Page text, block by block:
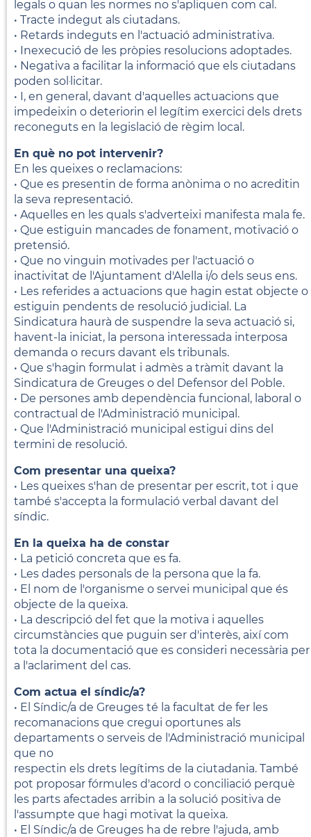
legals o quan les normes no s'apliquen com cal.
• Tracte indegut als ciutadans.
• Retards indeguts en l'actuació administrativa.
• Inexecució de les pròpies resolucions adoptades.
• Negativa a facilitar la informació que els ciutadans
poden sol·licitar.
• I, en general, davant d'aquelles actuacions que
impedeixin o deteriorin el legítim exercici dels drets
reconeguts en la legislació de règim local.
En què no pot intervenir?
En les queixes o reclamacions:
• Que es presentin de forma anònima o no acreditin
la seva representació.
• Aquelles en les quals s'adverteixi manifesta mala fe.
• Que estiguin mancades de fonament, motivació o
pretensió.
• Que no vinguin motivades per l'actuació o
inactivitat de l'Ajuntament d'Alella i/o dels seus ens.
• Les referides a actuacions que hagin estat objecte o
estiguin pendents de resolució judicial. La
Sindicatura haurà de suspendre la seva actuació si,
havent-la iniciat, la persona interessada interposa
demanda o recurs davant els tribunals.
• Que s'hagin formulat i admès a tràmit davant la
Sindicatura de Greuges o del Defensor del Poble.
• De persones amb dependència funcional, laboral o
contractual de l'Administració municipal.
• Que l'Administració municipal estigui dins del
termini de resolució.
Com presentar una queixa?
• Les queixes s'han de presentar per escrit, tot i que
també s'accepta la formulació verbal davant del
síndic.
En la queixa ha de constar
• La petició concreta que es fa.
• Les dades personals de la persona que la fa.
• El nom de l'organisme o servei municipal que és
objecte de la queixa.
• La descripció del fet que la motiva i aquelles
circumstàncies que puguin ser d'interès, així com
tota la documentació que es consideri necessària per
a l'aclariment del cas.
Com actua el síndic/a?
• El Síndic/a de Greuges té la facultat de fer les
recomanacions que cregui oportunes als
departaments o serveis de l'Administració municipal
que no
respectin els drets legítims de la ciutadania. També
pot proposar fórmules d'acord o conciliació perquè
les parts afectades arribin a la solució positiva de
l'assumpte que hagi motivat la queixa.
• El Síndic/a de Greuges ha de rebre l'ajuda, amb